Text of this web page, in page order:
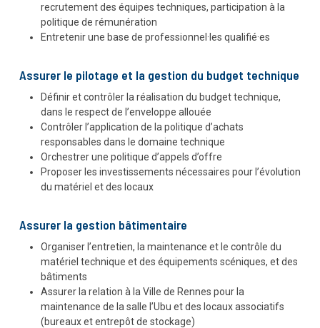
recrutement des équipes techniques, participation à la
politique de rémunération
Entretenir une base de professionnel·les qualifié·es
Assurer le pilotage et la gestion du budget technique
Définir et contrôler la réalisation du budget technique,
dans le respect de l’enveloppe allouée
Contrôler l’application de la politique d’achats
responsables dans le domaine technique
Orchestrer une politique d’appels d’offre
Proposer les investissements nécessaires pour l’évolution
du matériel et des locaux
Assurer la gestion bâtimentaire
Organiser l’entretien, la maintenance et le contrôle du
matériel technique et des équipements scéniques, et des
bâtiments
Assurer la relation à la Ville de Rennes pour la
maintenance de la salle l’Ubu et des locaux associatifs
(bureaux et entrepôt de stockage)